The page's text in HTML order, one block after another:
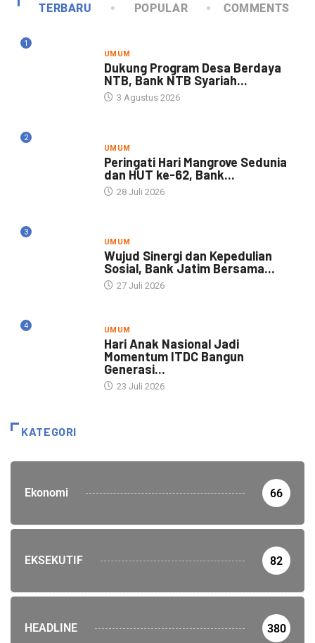
TERBARU POPULAR COMMENTS
1
UMUM
Dukung Program Desa Berdaya
NTB, Bank NTB Syariah...
3 Agustus 2026
2
UMUM
Peringati Hari Mangrove Sedunia
dan HUT ke-62, Bank...
28 Juli 2026
3
UMUM
Wujud Sinergi dan Kepedulian
Sosial, Bank Jatim Bersama...
27 Juli 2026
4 UMUM
Hari Anak Nasional Jadi
Momentum ITDC Bangun
Generasi...
23 Juli 2026
KATEGORI
Ekonomi 66
EKSEKUTIF 82
HEADLINE 380